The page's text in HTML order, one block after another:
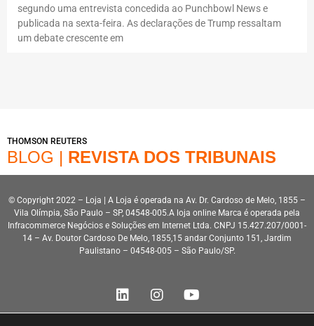
segundo uma entrevista concedida ao Punchbowl News e
publicada na sexta-feira. As declarações de Trump ressaltam
um debate crescente em
THOMSON REUTERS
BLOG | REVISTA DOS TRIBUNAIS
© Copyright 2022 – Loja | A Loja é operada na Av. Dr. Cardoso de Melo, 1855 –
Vila Olímpia, São Paulo – SP, 04548-005.A loja online Marca é operada pela
Infracommerce Negócios e Soluções em Internet Ltda. CNPJ 15.427.207/0001-
14 – Av. Doutor Cardoso De Melo, 1855,15 andar Conjunto 151, Jardim
Paulistano – 04548-005 – São Paulo/SP.